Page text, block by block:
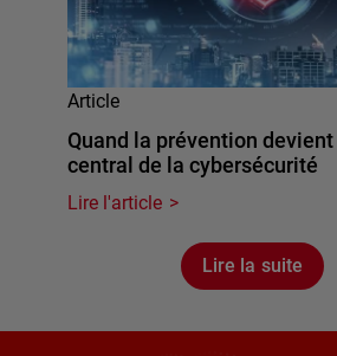
Article
Quand la prévention
central de la cybersécurité
Lire l'article
Lire la suite